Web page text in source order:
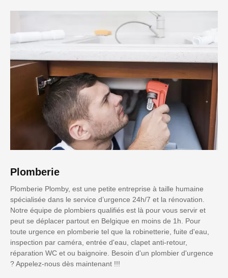
Plomberie
Plomberie Plomby, est une petite entreprise à taille humaine
spécialisée dans le service d’urgence 24h/7 et la rénovation.
Notre équipe de plombiers qualifiés est là pour vous servir et
peut se déplacer partout en Belgique en moins de 1h. Pour
toute urgence en plomberie tel que la robinetterie, fuite d'eau,
inspection par caméra, entrée d'eau, clapet anti-retour,
réparation WC et ou baignoire. Besoin d'un plombier d'urgence
? Appelez-nous dès maintenant !!!